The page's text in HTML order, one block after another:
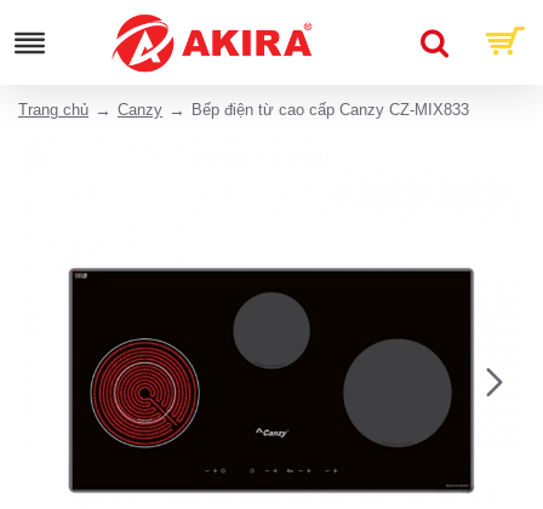
Trang chủ Canzy Bếp điện từ cao cấp Canzy CZ-MIX833